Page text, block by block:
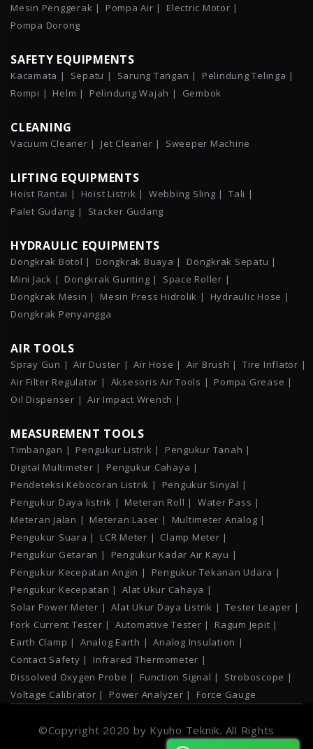
Mesin Penggerak | Pompa Air |
Electric Motor |
Pompa Dorong
SAFETY EQUIPMENTS
Kacamata | Sepatu | Sarung Tangan |
Pelindung Telinga |
Rompi |
Helm | Pelindung Wajah | Gembok
CLEANING
Vacuum Cleaner | Jet Cleaner | Sweeper Machine
LIFTING EQUIPMENTS
Hoist Rantai | Hoist Listrik | Webbing Sling |
Tali |
Palet Gudang |
Stacker Gudang
HYDRAULIC EQUIPMENTS
Dongkrak Botol | Dongkrak Buaya |
Dongkrak Sepatu |
Mini Jack |
Dongkrak Gunting |
Space Roller |
Dongkrak Mesin |
Mesin Press Hidrolik |
Hydraulic Hose |
Dongkrak Penyangga
AIR TOOLS
Spray Gun | Air Duster | Air Hose | Air Brush |
Tire Inflator |
Air Filter Regulator |
Aksesoris Air Tools |
Pompa Grease |
Oil Dispenser | Air Impact Wrench |
MEASUREMENT TOOLS
Timbangan | Pengukur Listrik |
Pengukur Tanah |
Digital Multimeter |
Pengukur Cahaya |
Pendeteksi Kebocoran Listrik |
Pengukur Sinyal |
Pengukur Daya listrik |
Meteran Roll |
Water Pass |
Meteran Jalan |
Meteran Laser |
Multimeter Analog |
Pengukur Suara |
LCR Meter |
Clamp Meter |
Pengukur Getaran |
Pengukur Kadar Air Kayu |
Pengukur Kecepatan Angin |
Pengukur Tekanan Udara |
Pengukur Kecepatan |
Alat Ukur Cahaya |
Solar Power Meter | Alat Ukur Daya Listrik | Tester Leaper |
Fork Current Tester |
Automative Tester |
Ragum Jepit |
Earth Clamp |
Analog Earth | Analog Insulation |
Contact Safety |
Infrared Thermometer |
Dissolved Oxygen Probe |
Function Signal |
Stroboscope |
Voltage Calibrator |
Power Analyzer | Force Gauge
©Copyright 2020 by Kyuho Teknik. All Rights